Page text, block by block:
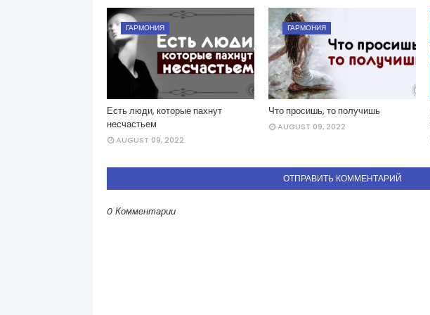
ГАРМОНИЯ
Есть люди, которые пахнут
несчастьем
AUGUST 09, 2022
ГАРМОНИЯ
Что просишь, то получишь
AUGUST 09, 2022
ОТПРАВИТЬ КОММЕНТАРИЙ
0 Комментарии